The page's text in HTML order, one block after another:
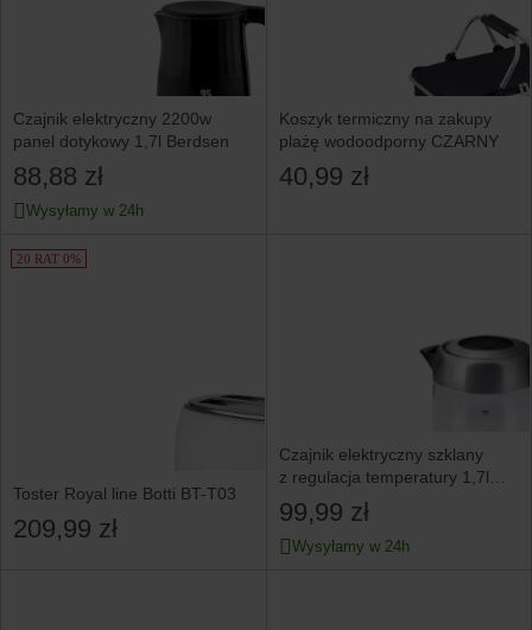
Czajnik elektryczny 2200w
panel dotykowy 1,7l Berdsen
88,88 zł
Wysyłamy w 24h
Koszyk termiczny na zakupy
plażę wodoodporny CZARNY
40,99 zł
20 RAT 0%
Toster Royal line Botti BT-T03
209,99 zł
Czajnik elektryczny szklany
z regulacja temperatury 1,7l
Berdsen 371400
99,99 zł
Wysyłamy w 24h